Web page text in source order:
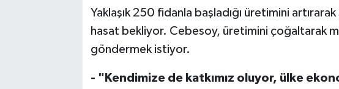
Yaklaşık 250 fidanla başladığı üretimini
hasat bekliyor. Cebesoy, üretimini çoğaltarak
göndermek istiyor.
- "Kendimize de katkımız oluyor, ülke